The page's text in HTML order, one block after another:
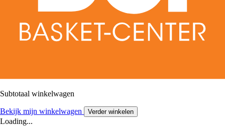
Subtotaal winkelwagen
Bekijk mijn winkelwagen Verder winkelen
Loading...